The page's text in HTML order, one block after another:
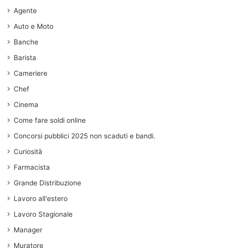
Agente
Auto e Moto
Banche
Barista
Cameriere
Chef
Cinema
Come fare soldi online
Concorsi pubblici 2025 non scaduti e bandi.
Curiosità
Farmacista
Grande Distribuzione
Lavoro all'estero
Lavoro Stagionale
Manager
Muratore